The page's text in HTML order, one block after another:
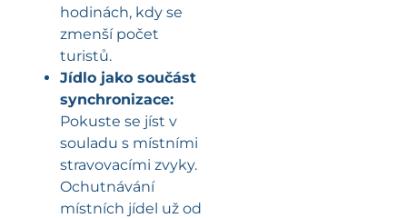
hodinách, kdy se
zmenší počet
turistů.
Jídlo jako součást
synchronizace:
Pokuste se jíst v
souladu s místními
stravovacími zvyky.
Ochutnávání
místních jídel už od